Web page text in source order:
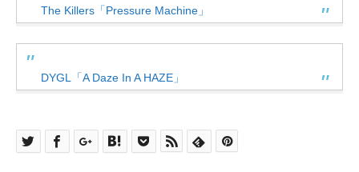
The Killers「Pressure Machine」
DYGL「A Daze In A HAZE」